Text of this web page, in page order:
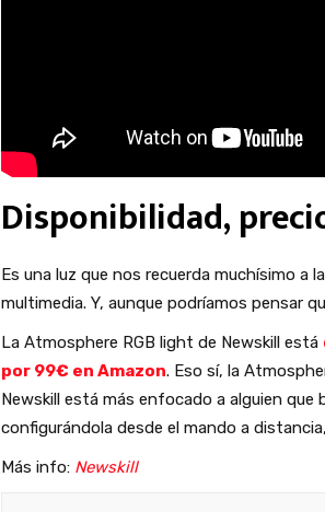
Disponibilidad,
Es una luz que nos recuerda muchísimo a
multimedia. Y, aunque podríamos pensar
La Atmosphere RGB light de Newskill está
por 99€ en Amazon. Eso sí, la
Newskill está más enfocado a alguien
configurándola desde el mando a
Más info: Newskill